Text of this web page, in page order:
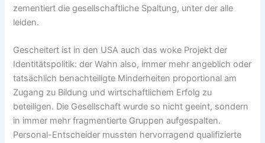
zementiert die gesellschaftliche Spaltung, unter der alle
leiden.
Gescheitert ist in den USA auch das woke Projekt der
Identitätspolitik: der Wahn also, immer mehr angeblich oder
tatsächlich benachteiligte Minderheiten proportional am
Zugang zu Bildung und wirtschaftlichem Erfolg zu
beteiligen. Die Gesellschaft wurde so nicht geeint, sondern
in immer mehr fragmentierte Gruppen aufgespalten.
Personal-Entscheider mussten hervorragend qualifizierte